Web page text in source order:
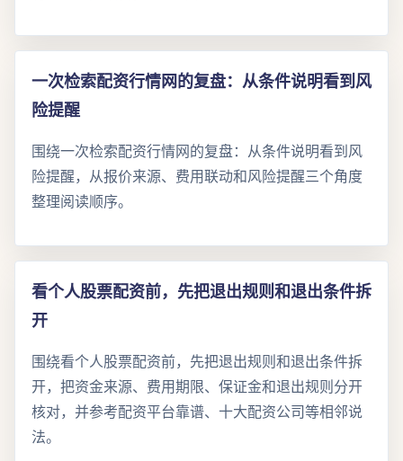
一次检索配资行情网的复盘：从条件说明看到风
险提醒
围绕一次检索配资行情网的复盘：从条件说明看到风
险提醒，从报价来源、费用联动和风险提醒三个角度
整理阅读顺序。
看个人股票配资前，先把退出规则和退出条件拆
开
围绕看个人股票配资前，先把退出规则和退出条件拆
开，把资金来源、费用期限、保证金和退出规则分开
核对，并参考配资平台靠谱、十大配资公司等相邻说
法。